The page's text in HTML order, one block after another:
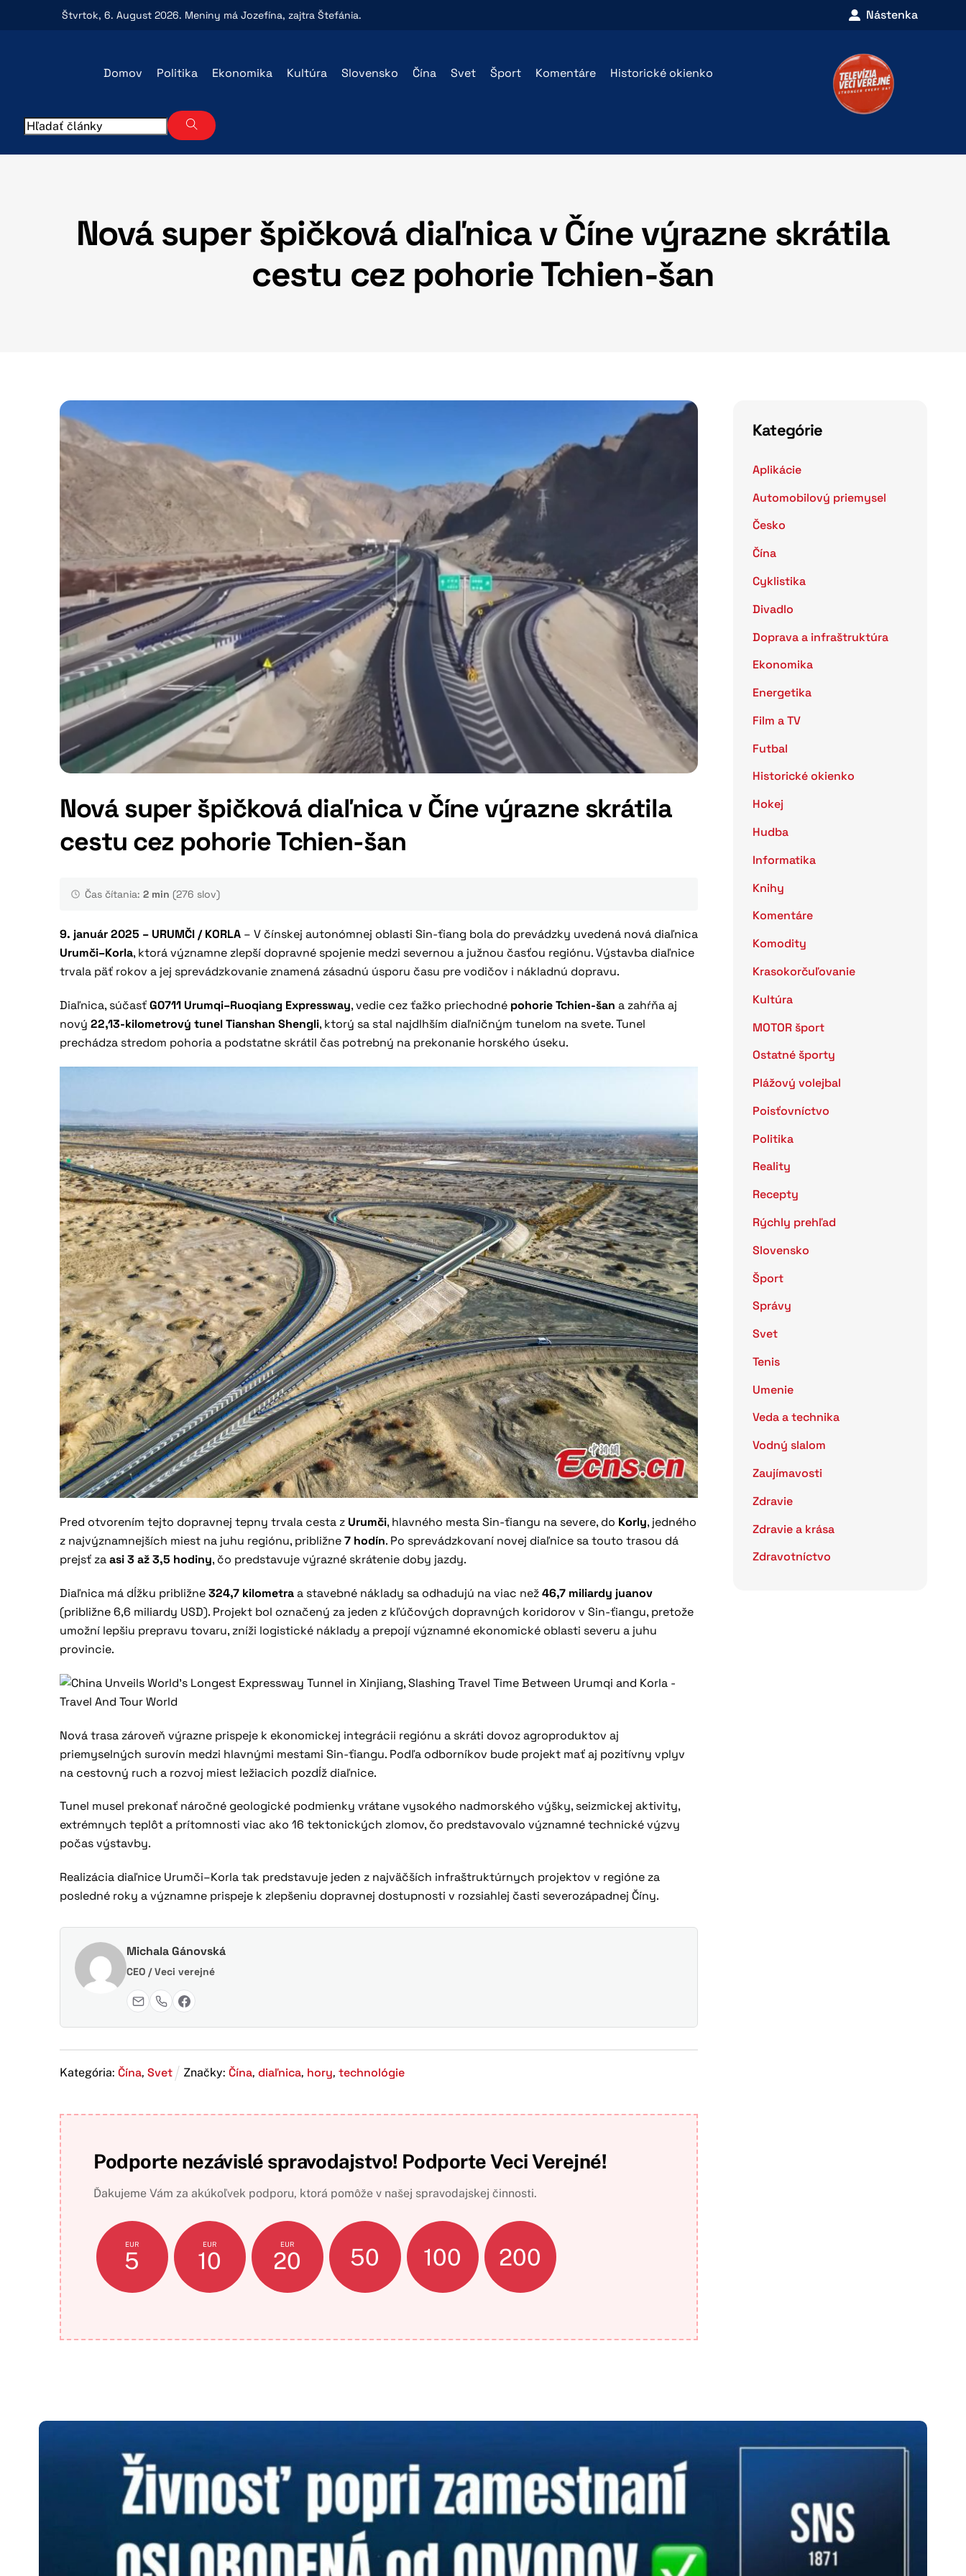
Štvrtok, 6. August 2026. Meniny má Jozefína, zajtra Štefánia. Nástenka
Domov Politika Ekonomika Kultúra Slovensko Čína Svet Šport Komentáre Historické okienko
Nová super špičková diaľnica v Číne výrazne skrátila
cestu cez pohorie Tchien-šan
Nová super špičková diaľnica v Číne výrazne skrátila
cestu cez pohorie Tchien-šan
Čas čítania:2 min (276 slov)
9. január 2025 – URUMČI / KORLA – V čínskej autonómnej oblasti Sin-ťiang bola do prevádzky uvedená nová diaľnica
Urumči–Korla, ktorá významne zlepší dopravné spojenie medzi severnou a južnou časťou regiónu. Výstavba diaľnice
trvala päť rokov a jej sprevádzkovanie znamená zásadnú úsporu času pre vodičov i nákladnú dopravu.
Diaľnica, súčasťG0711 Urumqi–Ruoqiang Expressway, vedie cez ťažko priechodné pohorie Tchien-šan a zahŕňa aj
nový22,13-kilometrový tunel Tianshan Shengli, ktorý sa stal najdlhším diaľničným tunelom na svete. Tunel
prechádza stredom pohoria a podstatne skrátil čas potrebný na prekonanie horského úseku.
Pred otvorením tejto dopravnej tepny trvala cesta z Urumči, hlavného mesta Sin-ťiangu na severe, do Korly, jedného
z najvýznamnejších miest na juhu regiónu, približne7 hodín. Po sprevádzkovaní novej diaľnice sa touto trasou dá
prejsť zaasi 3 až 3,5 hodiny, čo predstavuje výrazné skrátenie doby jazdy.
Diaľnica má dĺžku približne324,7 kilometraa stavebné náklady sa odhadujú na viac než46,7 miliardy juanov
(približne 6,6 miliardy USD). Projekt bol označený za jeden z kľúčových dopravných koridorov v Sin-ťiangu, pretože
umožní lepšiu prepravu tovaru, zníži logistické náklady a prepojí významné ekonomické oblasti severu a juhu
provincie.
Nová trasa zároveň výrazne prispeje k ekonomickej integrácii regiónu a skráti dovoz agroproduktov aj
priemyselných surovín medzi hlavnými mestami Sin-ťiangu. Podľa odborníkov bude projekt mať aj pozitívny vplyv
na cestovný ruch a rozvoj miest ležiacich pozdĺž diaľnice.
Tunel musel prekonať náročné geologické podmienky vrátane vysokého nadmorského výšky, seizmickej aktivity,
extrémnych teplôt a prítomnosti viac ako 16 tektonických zlomov, čo predstavovalo významné technické výzvy
počas výstavby.
Realizácia diaľnice Urumči–Korla tak predstavuje jeden z najväčších infraštruktúrnych projektov v regióne za
posledné roky a významne prispeje k zlepšeniu dopravnej dostupnosti v rozsiahlej časti severozápadnej Číny.
Michala Gánovská
CEO / Veci verejné
Kategória:Čína,Svet Značky: Čína, diaľnica, hory, technológie
Podporte nezávislé spravodajstvo! Podporte Veci Verejné!
Ďakujeme Vám za akúkoľvek podporu, ktorá pomôže v našej spravodajskej činnosti.
EUR
5
EUR
10
EUR
20 50 100 200
Kategórie
Aplikácie
Automobilový priemysel
Česko
Čína
Cyklistika
Divadlo
Doprava a infraštruktúra
Ekonomika
Energetika
Film a TV
Futbal
Historické okienko
Hokej
Hudba
Informatika
Knihy
Komentáre
Komodity
Krasokorčuľovanie
Kultúra
MOTOR šport
Ostatné športy
Plážový volejbal
Poisťovníctvo
Politika
Reality
Recepty
Rýchly prehľad
Slovensko
Šport
Správy
Svet
Tenis
Umenie
Veda a technika
Vodný slalom
Zaujímavosti
Zdravie
Zdravie a krása
Zdravotníctvo